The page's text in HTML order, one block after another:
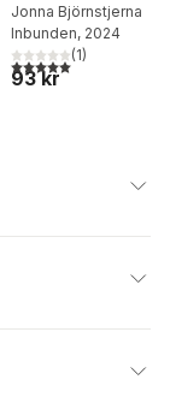
röster:
Kanin och
Spöktåget
Jonna Björnstjerna
Inbunden, 2024
5,0utav 5 stjärnor.
(1)
93 kr